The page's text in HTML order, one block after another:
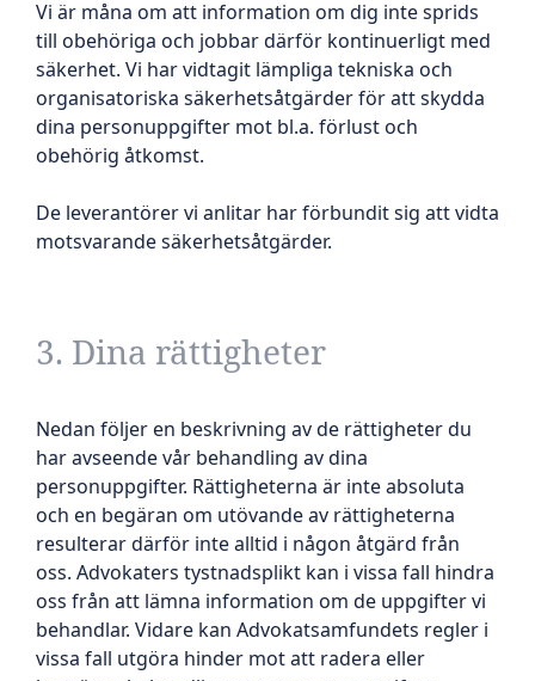
Vi är måna om att information om dig inte sprids
till obehöriga och jobbar därför kontinuerligt med
säkerhet. Vi har vidtagit lämpliga tekniska och
organisatoriska säkerhetsåtgärder för att skydda
dina personuppgifter mot bl.a. förlust och
obehörig åtkomst.
De leverantörer vi anlitar har förbundit sig att vidta
motsvarande säkerhetsåtgärder.
3. Dina rättigheter
Nedan följer en beskrivning av de rättigheter du
har avseende vår behandling av dina
personuppgifter. Rättigheterna är inte absoluta
och en begäran om utövande av rättigheterna
resulterar därför inte alltid i någon åtgärd från
oss. Advokaters tystnadsplikt kan i vissa fall hindra
oss från att lämna information om de uppgifter vi
behandlar. Vidare kan Advokatsamfundets regler i
vissa fall utgöra hinder mot att radera eller